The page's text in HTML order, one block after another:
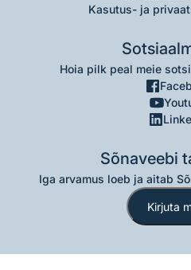
Kasutus- ja
Hoia pilk peal meie
Sõnaveebi
Iga arvamus loeb ja aitab
Kirjuta